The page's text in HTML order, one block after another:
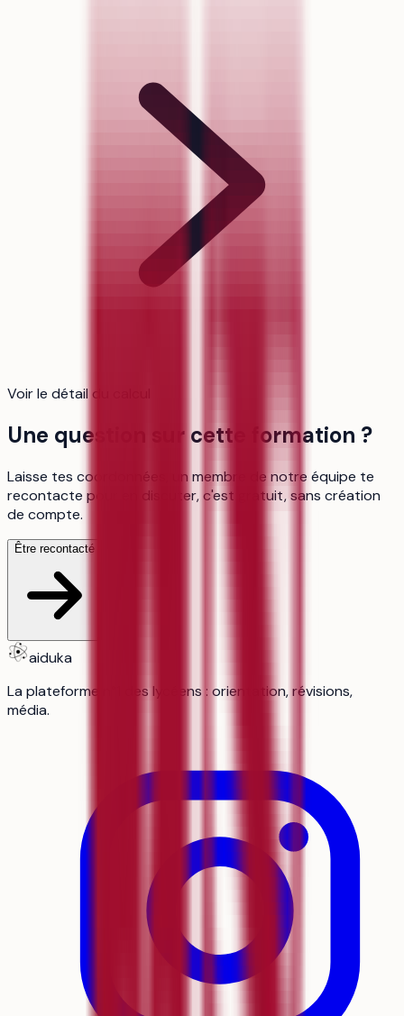
Voir le détail du calcul
Une question sur cette formation ?
Laisse tes coordonnées, un membre de notre équipe te
recontacte pour en discuter, c'est gratuit, sans création
de compte.
Être recontacté
aiduka
La plateforme n°1 des lycéens : orientation, révisions,
média.